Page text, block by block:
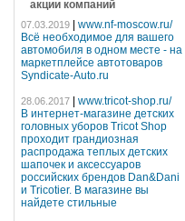
акции компаний
07.03.2019
www.nf-moscow.ru/
Всё необходимое для вашего
автомобиля в одном месте - на
маркетплейсе автотоваров
Syndicate-Auto.ru
28.06.2017
www.tricot-shop.ru/
В интернет-магазине детских
головных уборов Tricot Shop
проходит грандиозная
распродажа теплых детских
шапочек и аксессуаров
российских брендов Dan&Dani
и Tricotier. В магазине вы
найдете стильные